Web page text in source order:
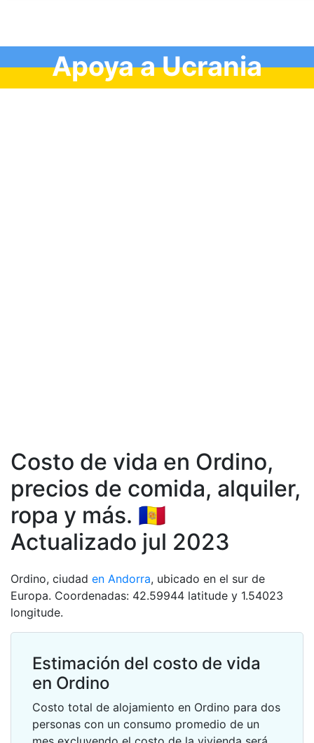
Apoya a Ucrania
Costo de vida en Ordino,
precios de comida, аlquiler,
ropa y más. 🇦🇩
Actualizado jul 2023
Ordino, ciudad en Andorra, ubicado en el sur de
Europa. Coordenadas: 42.59944 latitude y 1.54023
longitude.
Estimación del costo de vida
en Ordino
Costo total de alojamiento en Ordino para dos
personas con un consumo promedio de un